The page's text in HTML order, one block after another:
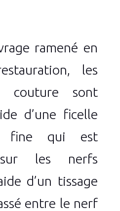
ramené en
les
couture sont
d’une ficelle
fine qui est
sur les nerfs
d’un tissage
entre le nerf